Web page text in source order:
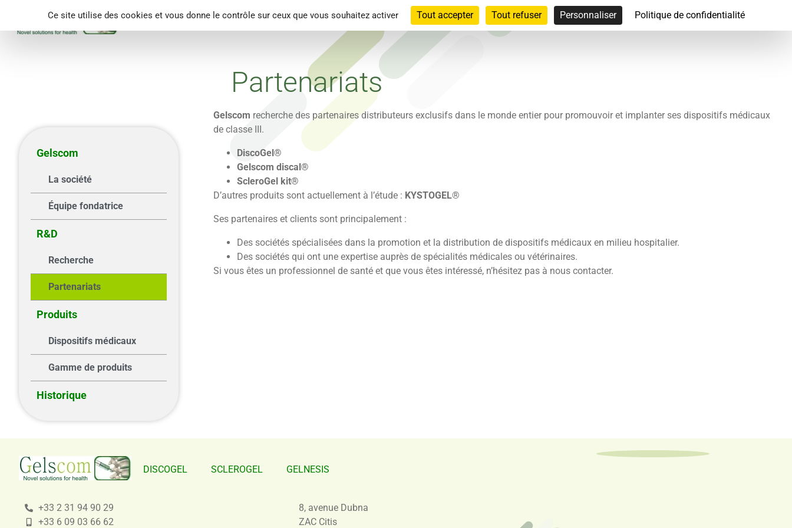
Nos produits Historique
Gelscom
La société
Équipe fondatrice
R&D
Recherche
Partenariats
Produits
Dispositifs médicaux
Gamme de produits
Historique
Partenariats
Gelscom recherche des partenaires distributeurs exclusifs dans le monde entier pour promouvoir et implanter ses dispositifs médicaux
de classe III.
DiscoGel®
Gelscom discal®
ScleroGel kit®
D’autres produits sont actuellement à l’étude : KYSTOGEL®
Ses partenaires et clients sont principalement :
Des sociétés spécialisées dans la promotion et la distribution de dispositifs médicaux en milieu hospitalier.
Des sociétés qui ont une expertise auprès de spécialités médicales ou vétérinaires.
Si vous êtes un professionnel de santé et que vous êtes intéressé, n’hésitez pas à nous contacter.
DISCOGEL SCLEROGEL GELNESIS
+33 2 31 94 90 29
+33 6 09 03 66 62
8, avenue Dubna
ZAC Citis
Ce site utilise des cookies et vous donne le contrôle sur ceux que vous souhaitez activer Tout accepter Tout refuser Personnaliser Politique de confidentialité